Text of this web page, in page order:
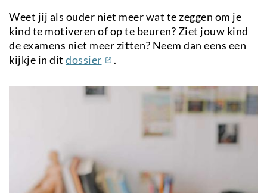
Weet jij als ouder niet meer wat te zeggen om je
kind te motiveren of op te beuren? Ziet jouw kind
de examens niet meer zitten? Neem dan eens een
kijkje in dit dossier(externe
.